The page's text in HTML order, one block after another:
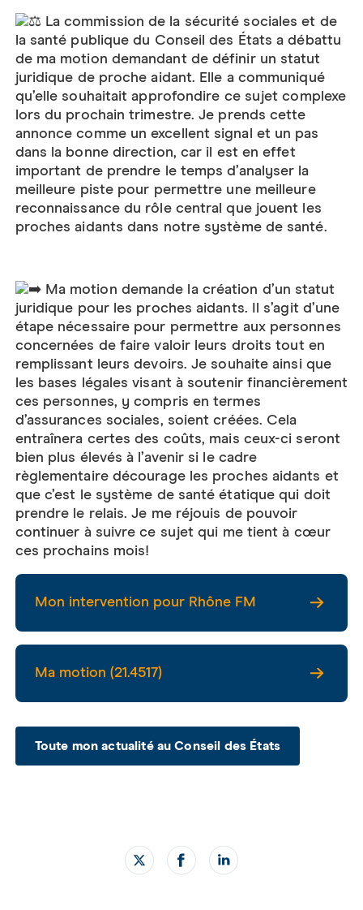
La commission de la sécurité sociales et de
la santé publique du Conseil des États a débattu
de ma motion demandant de définir un statut
juridique de proche aidant. Elle a communiqué
qu’elle souhaitait approfondire ce sujet complexe
lors du prochain trimestre. Je prends cette
annonce comme un excellent signal et un pas
dans la bonne direction, car il est en effet
important de prendre le temps d’analyser la
meilleure piste pour permettre une meilleure
reconnaissance du rôle central que jouent les
proches aidants dans notre système de santé.
Ma motion demande la création d’un statut
juridique pour les proches aidants. Il s’agit d’une
étape nécessaire pour permettre aux personnes
concernées de faire valoir leurs droits tout en
remplissant leurs devoirs. Je souhaite ainsi que
les bases légales visant à soutenir financièrement
ces personnes, y compris en termes
d’assurances sociales, soient créées. Cela
entraînera certes des coûts, mais ceux-ci seront
bien plus élevés à l’avenir si le cadre
règlementaire décourage les proches aidants et
que c’est le système de santé étatique qui doit
prendre le relais. Je me réjouis de pouvoir
continuer à suivre ce sujet qui me tient à cœur
ces prochains mois!
Mon intervention pour Rhône FM
Ma motion (21.4517)
Toute mon actualité au Conseil des États